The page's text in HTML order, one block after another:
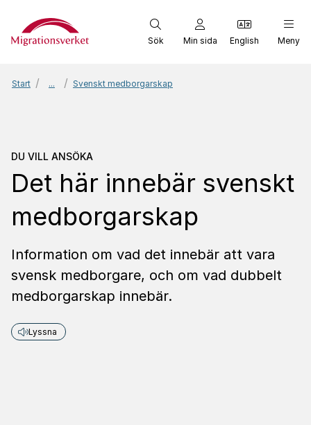
Start
Sök Min sida English Meny
Start ... Svenskt medborgarskap
Du vill ansöka
DU VILL ANSÖKA
Det här innebär svenskt
medborgarskap
Information om vad det innebär att vara
svensk medborgare, och om vad dubbelt
medborgarskap innebär.
Lyssna